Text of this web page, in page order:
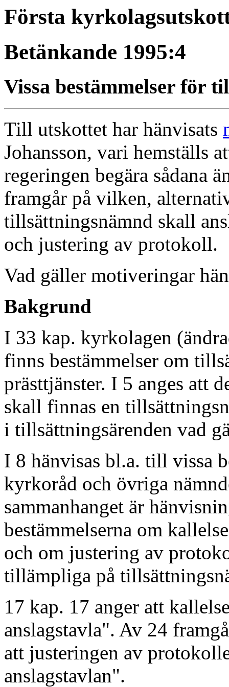
Första
Betänkande 1995:4
Vissa bestämmelser för
Till utskottet har hänvisats
Johansson, vari hemställs
regeringen begära sådana
framgår på vilken,
tillsättningsnämnd skall
och justering av protokoll.
Vad gäller motiveringar
Bakgrund
I 33 kap. kyrkolagen
finns bestämmelser om
prästtjänster. I 5 anges att
skall finnas en
i tillsättningsärenden vad
I 8 hänvisas bl.a. till vissa
kyrkoråd och övriga
sammanhanget är
bestämmelserna om
och om justering av
tillämpliga på
17 kap. 17 anger att
anslagstavla". Av 24
att justeringen av
anslagstavlan".